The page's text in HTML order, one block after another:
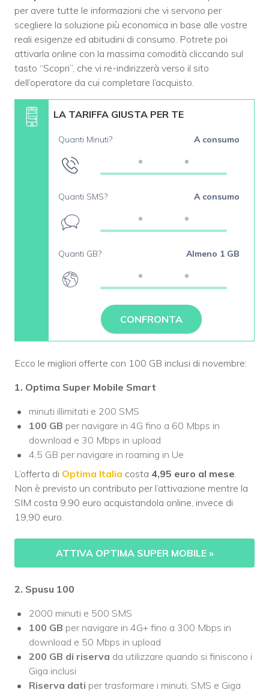
per avere tutte le informazioni che vi servono per
scegliere la soluzione più economica in base alle vostre
reali esigenze ed abitudini di consumo. Potrete poi
attivarla online con la massima comodità cliccando sul
tasto “Scopri”, che vi re-indirizzerà verso il sito
dell’operatore da cui completare l’acquisto.
LA TARIFFA GIUSTA PER TE
Quanti Minuti? A consumo
Quanti SMS? A consumo
Quanti GB? Almeno 1 GB
CONFRONTA
Ecco le migliori offerte con 100 GB inclusi di novembre:
1. Optima Super Mobile Smart
minuti illimitati e 200 SMS
100 GB per navigare in 4G fino a 60 Mbps in
download e 30 Mbps in upload
4,5 GB per navigare in roaming in Ue
L’offerta di Optima Italia costa 4,95 euro al mese.
Non è previsto un contributo per l’attivazione mentre la
SIM costa 9,90 euro acquistandola online, invece di
19,90 euro.
ATTIVA OPTIMA SUPER MOBILE »
2. Spusu 100
2000 minuti e 500 SMS
100 GB per navigare in 4G+ fino a 300 Mbps in
download e 50 Mbps in upload
200 GB di riserva da utilizzare quando si finiscono i
Giga inclusi
Riserva dati per trasformare i minuti, SMS e Giga